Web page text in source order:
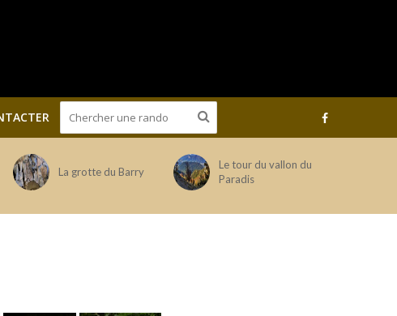
La grotte du Barry
Le tour du vallon du
Paradis